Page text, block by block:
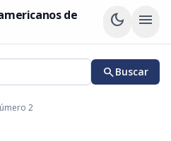
de
dark_mode menu
searchBuscar
2